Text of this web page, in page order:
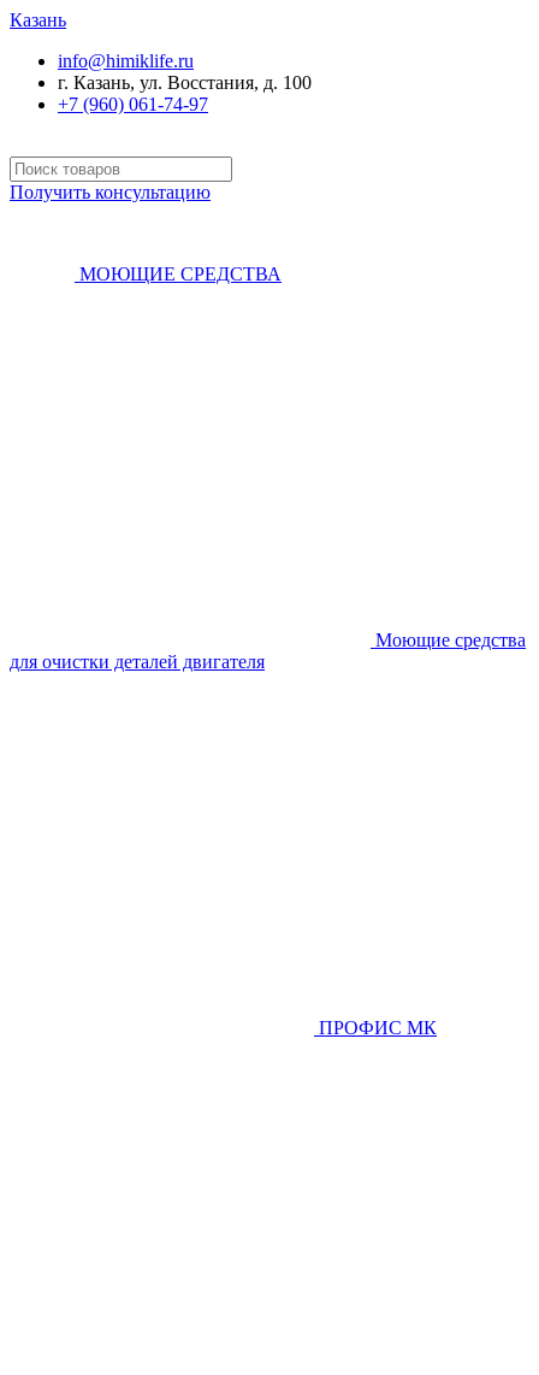
Казань
info@himiklife.ru
г. Казань, ул. Восстания, д. 100
+7 (960) 061-74-97
Получить консультацию
МОЮЩИЕ СРЕДСТВА
Моющие средства
для очистки деталей двигателя
ПРОФИС МК